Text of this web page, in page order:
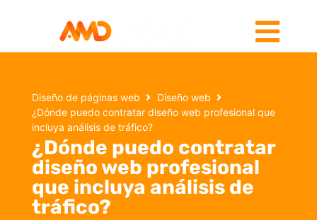
Diseño de páginas web
Diseño web
¿Dónde puedo contratar diseño web profesional que
incluya análisis de tráfico?
¿Dónde puedo contratar
diseño web profesional
que incluya análisis de
tráfico?